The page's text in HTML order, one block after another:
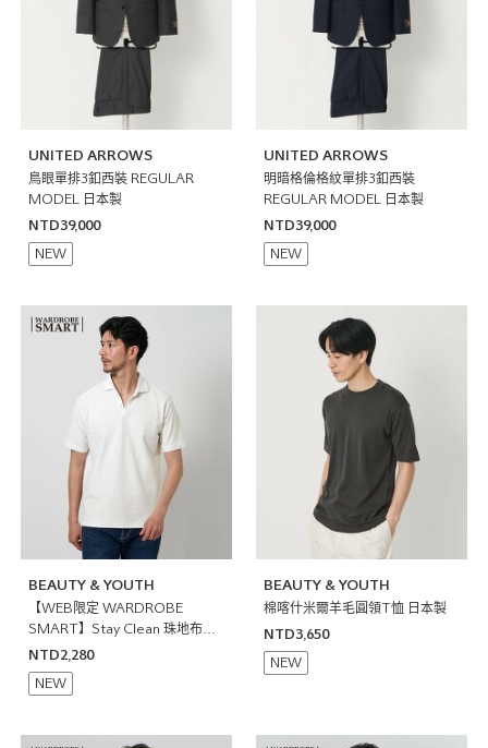
UNITED ARROWS
鳥眼單排3釦西裝 REGULAR
MODEL 日本製
NTD39,000
NEW
UNITED ARROWS
明暗格倫格紋單排3釦西裝
REGULAR MODEL 日本製
NTD39,000
NEW
BEAUTY & YOUTH
【WEB限定 WARDROBE
SMART】Stay Clean 珠地布開
襟領POLO衫 抗菌防臭
NTD2,280
NEW
BEAUTY & YOUTH
棉喀什米爾羊毛圓領T恤 日本製
NTD3,650
NEW